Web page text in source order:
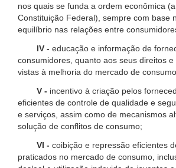
nos quais se funda a ordem econômica
Constituição Federal), sempre com base
equilíbrio nas relações entre
IV - educação e informação de
consumidores, quanto aos seus direitos e
vistas à melhoria do mercado de
V - incentivo à criação pelos
eficientes de controle de qualidade e
e serviços, assim como de mecanismos
solução de conflitos de consumo;
VI - coibição e repressão eficientes
praticados no mercado de consumo,